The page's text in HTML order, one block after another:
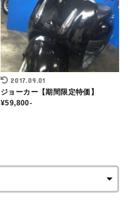
2017.09.01
ジョーカー【期間限定特価】
¥59,800-